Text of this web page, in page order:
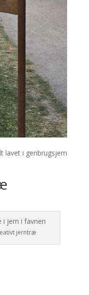
lavet i genbrugsjern
jerntræ